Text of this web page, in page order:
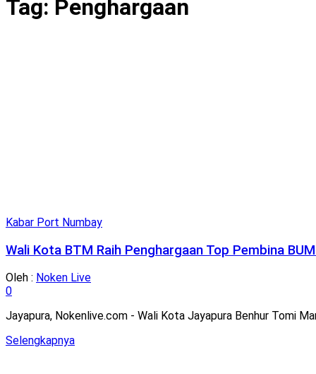
Tag: Penghargaan
Kabar Port Numbay
Wali Kota BTM Raih Penghargaan Top Pembina
Oleh : Noken Live
0
Jayapura, Nokenlive.com - Wali Kota Jayapura Benhur Tomi
SelengkapnyaDetails